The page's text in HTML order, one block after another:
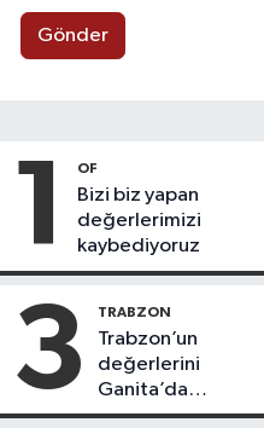
Gönder
1 OF
Bizi biz yapan
değerlerimizi
kaybediyoruz
3 TRABZON
Trabzon’un
değerlerini
Ganita’da
yaşatıyoruz